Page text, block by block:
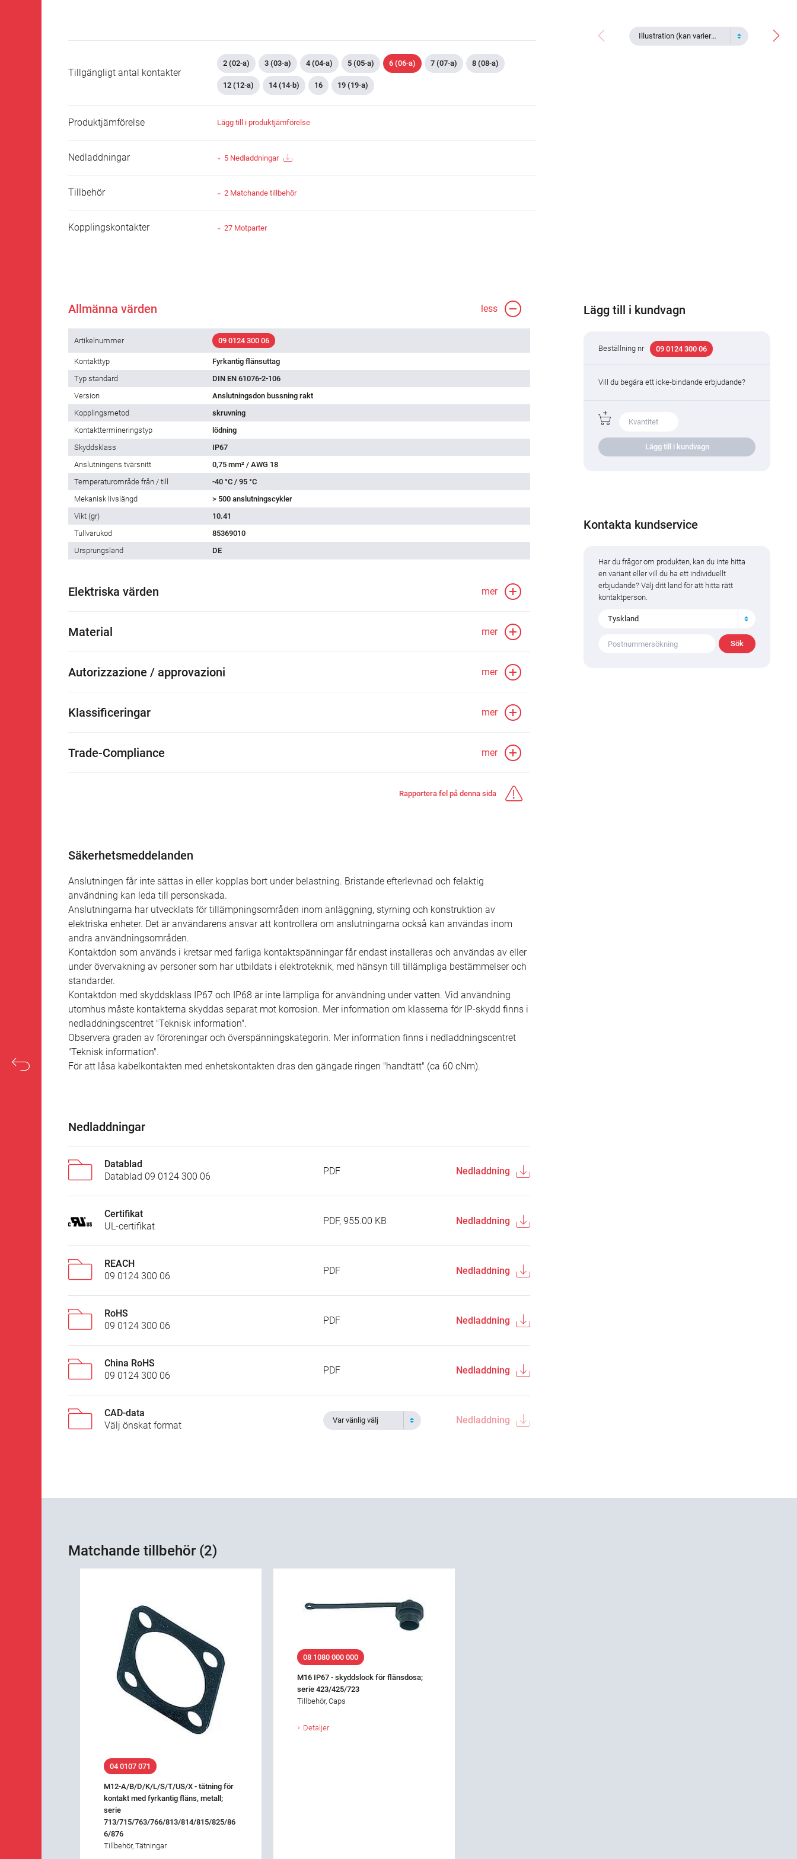
Illustration (kan variera)
Tillgängligt antal kontakter
2 (02-a) 3 (03-a) 4 (04-a) 5 (05-a) 6 (06-a) 7 (07-a) 8 (08-a)
12 (12-a) 14 (14-b) 16 19 (19-a)
Produktjämförelse Lägg till i produktjämförelse
Nedladdningar 5 Nedladdningar
Tillbehör 2 Matchande tillbehör
Kopplingskontakter 27 Motparter
Allmänna värden less
Artikelnummer 09 0124 300 06
Kontakttyp
Fyrkantig flänsuttag
Typ standard
DIN EN 61076-2-106
Version
Anslutningsdon bussning rakt
Kopplingsmetod
skruvning
Kontakttermineringstyp
lödning
Skyddsklass
IP67
Anslutningens tvärsnitt
0,75 mm² / AWG 18
Temperaturområde från / till
-40 °C / 95 °C
Mekanisk livslängd
> 500 anslutningscykler
Vikt (gr)
10.41
Tullvarukod
85369010
Ursprungsland
DE
Elektriska värden mer
Material mer
Autorizzazione / approvazioni mer
Klassificeringar mer
Trade-Compliance mer
Rapportera fel på denna sida
Säkerhetsmeddelanden
Anslutningen får inte sättas in eller kopplas bort under belastning. Bristande efterlevnad och felaktig
användning kan leda till personskada.
Anslutningarna har utvecklats för tillämpningsområden inom anläggning, styrning och konstruktion av
elektriska enheter. Det är användarens ansvar att kontrollera om anslutningarna också kan användas inom
andra användningsområden.
Kontaktdon som används i kretsar med farliga kontaktspänningar får endast installeras och användas av eller
under övervakning av personer som har utbildats i elektroteknik, med hänsyn till tillämpliga bestämmelser och
standarder.
Kontaktdon med skyddsklass IP67 och IP68 är inte lämpliga för användning under vatten. Vid användning
utomhus måste kontakterna skyddas separat mot korrosion. Mer information om klasserna för IP-skydd finns i
nedladdningscentret "Teknisk information".
Observera graden av föroreningar och överspänningskategorin. Mer information finns i nedladdningscentret
"Teknisk information".
För att låsa kabelkontakten med enhetskontakten dras den gängade ringen "handtätt" (ca 60 cNm).
Nedladdningar
Datablad
Datablad 09 0124 300 06
PDF Nedladdning
Certifikat
UL-certifikat
PDF, 955.00 KB Nedladdning
REACH
09 0124 300 06
PDF Nedladdning
RoHS
09 0124 300 06
PDF Nedladdning
China RoHS
09 0124 300 06
PDF Nedladdning
CAD-data
Välj önskat format
Var vänlig välj Nedladdning
Lägg till i kundvagn
Beställning nr 09 0124 300 06
Vill du begära ett icke-bindande erbjudande?
Lägg till i kundvagn
Kontakta kundservice
Har du frågor om produkten, kan du inte hitta
en variant eller vill du ha ett individuellt
erbjudande? Välj ditt land för att hitta rätt
kontaktperson.
Tyskland
Matchande tillbehör (2)
04 0107 071
M12-A/B/D/K/L/S/T/US/X - tätning för
kontakt med fyrkantig fläns, metall;
serie
713/715/763/766/813/814/815/825/86
6/876
Tillbehör, Tätningar
08 1080 000 000
M16 IP67 - skyddslock för flänsdosa;
serie 423/425/723
Tillbehör, Caps
Detaljer